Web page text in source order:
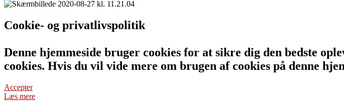
Cookie- og privatlivspolitik
Denne hjemmeside bruger cookies for at sikre dig den bedste
cookies. Hvis du vil vide mere om brugen af cookies på denne
Accepter
Læs mere